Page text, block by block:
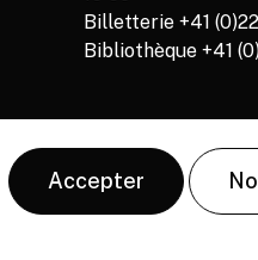
Billetterie +41
Bibliothèque +41
Accepter